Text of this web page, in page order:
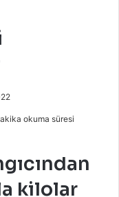
okuma süresi
kilolar